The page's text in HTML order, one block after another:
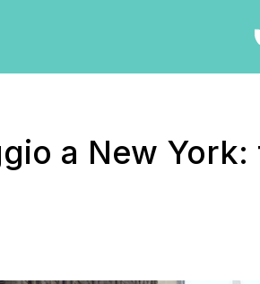
a New